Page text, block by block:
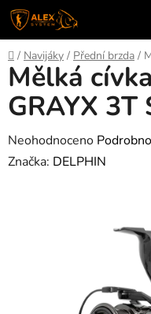
Přejít
na
obsah
Domů
/ Navijáky / Přední brzda /
Mělká
GRAYX 3T
Průměrné
hodnocení
Neohodnoceno
Značka: DELPHIN